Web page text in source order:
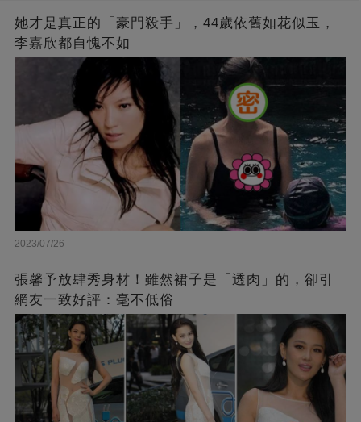
她才是真正的「豪門殺手」，44歲依舊如花似玉，
李嘉欣都自愧不如
2023/07/26
張馨予放肆秀身材！雖然裙子是「透肉」的，卻引
網友一致好評：毫不低俗